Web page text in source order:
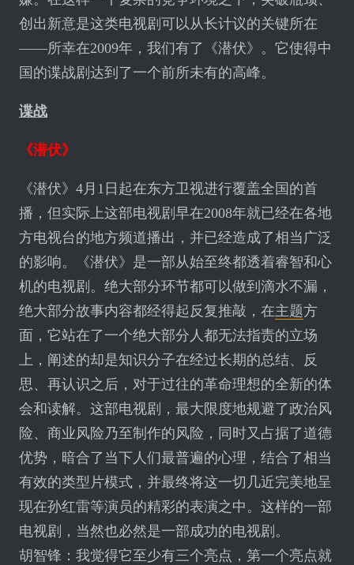
创出新意是这类电视剧可以从长计议的关键所在
——所幸在2009年，我们有了《潜伏》。它使得中
国的谍战剧达到了一个前所未有的高峰。
谍战
《潜伏》
《潜伏》4月1日起在东方卫视进行覆盖全国的首
播，但实际上这部电视剧早在2008年就已经在各地
方电视台的地方频道播出，并已经造成了相当广泛
的影响。《潜伏》是一部从始至终都透着睿智和心
机的电视剧。绝大部分环节都可以做到滴水不漏，
绝大部分故事内容都经得起反复推敲，在主题方
面，它站在了一个绝大部分人都无法指责的立场
上，阐述的却是知识分子在经过长期的总结、反
思、再认识之后，对于过往的革命理想的全新的体
会和读解。这部电视剧，最大限度地规避了政治风
险、商业风险乃至制作的风险，同时又占据了道德
优势，暗合了当下人们最普遍的心理，结合了相当
有效的类型片模式，并最终将这一切几近完美地呈
现在孙红雷等演员的精彩的表演之中。这样的一部
电视剧，当然也必然是一部成功的电视剧。
胡智锋：我觉得它至少有三个亮点，第一个亮点就